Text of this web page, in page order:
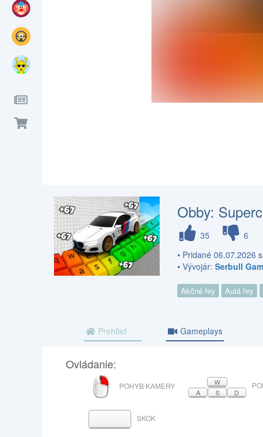
Obby:
35
6
• Pridané 06.07.2026
• Vývojár:Serbull
Akčné hry Autá hry
Prehľad Gameplays
Ovládanie:
PRAVÉ
TLAČIDLO
MYŠI
POHYB KAMERY
W
A
S D
MEDZERNÍK
SKOK